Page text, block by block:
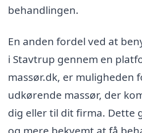
behandlingen.
En anden fordel ved at
i Stavtrup gennem en
massør.dk, er muligheden
udkørende massør, der
dig eller til dit firma. Dette